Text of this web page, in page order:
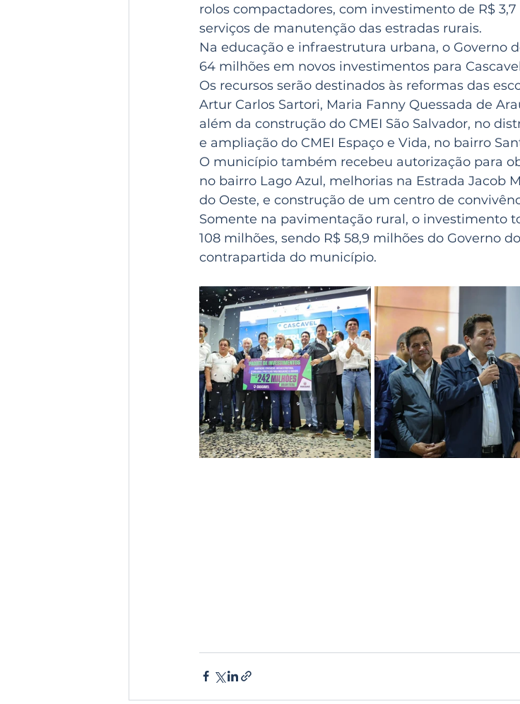
rolos compactadores, com investimento de R$
serviços de manutenção das estradas rurais.
Na educação e infraestrutura urbana, o Governo
64 milhões em novos investimentos para
Os recursos serão destinados às reformas das
Artur Carlos Sartori, Maria Fanny Quessada de
além da construção do CMEI São Salvador, no
e ampliação do CMEI Espaço e Vida, no bairro
O município também recebeu autorização para
no bairro Lago Azul, melhorias na Estrada Jacob
do Oeste, e construção de um centro de
Somente na pavimentação rural, o investimento
108 milhões, sendo R$ 58,9 milhões do Governo
contrapartida do município.